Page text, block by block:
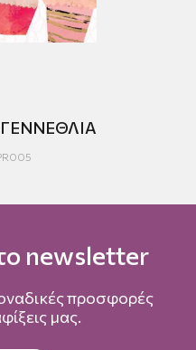
newsletter
προσφορές
μας.